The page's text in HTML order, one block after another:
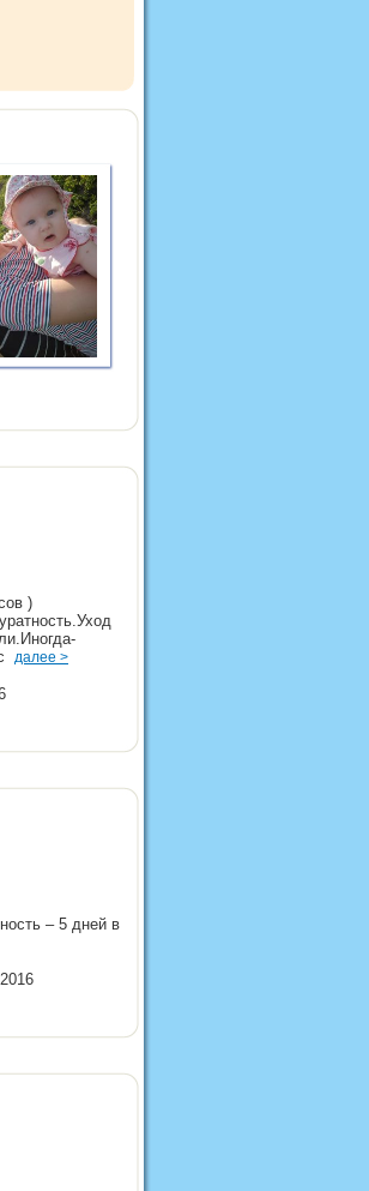
)
далее >
– 5 дней в